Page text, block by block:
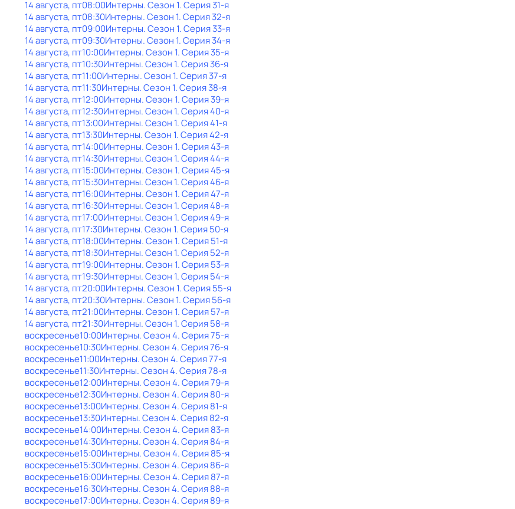
14 августа, пт08:00Интерны. Сезон 1. Серия 31-я
14 августа, пт08:30Интерны. Сезон 1. Серия 32-я
14 августа, пт09:00Интерны. Сезон 1. Серия 33-я
14 августа, пт09:30Интерны. Сезон 1. Серия 34-я
14 августа, пт10:00Интерны. Сезон 1. Серия 35-я
14 августа, пт10:30Интерны. Сезон 1. Серия 36-я
14 августа, пт11:00Интерны. Сезон 1. Серия 37-я
14 августа, пт11:30Интерны. Сезон 1. Серия 38-я
14 августа, пт12:00Интерны. Сезон 1. Серия 39-я
14 августа, пт12:30Интерны. Сезон 1. Серия 40-я
14 августа, пт13:00Интерны. Сезон 1. Серия 41-я
14 августа, пт13:30Интерны. Сезон 1. Серия 42-я
14 августа, пт14:00Интерны. Сезон 1. Серия 43-я
14 августа, пт14:30Интерны. Сезон 1. Серия 44-я
14 августа, пт15:00Интерны. Сезон 1. Серия 45-я
14 августа, пт15:30Интерны. Сезон 1. Серия 46-я
14 августа, пт16:00Интерны. Сезон 1. Серия 47-я
14 августа, пт16:30Интерны. Сезон 1. Серия 48-я
14 августа, пт17:00Интерны. Сезон 1. Серия 49-я
14 августа, пт17:30Интерны. Сезон 1. Серия 50-я
14 августа, пт18:00Интерны. Сезон 1. Серия 51-я
14 августа, пт18:30Интерны. Сезон 1. Серия 52-я
14 августа, пт19:00Интерны. Сезон 1. Серия 53-я
14 августа, пт19:30Интерны. Сезон 1. Серия 54-я
14 августа, пт20:00Интерны. Сезон 1. Серия 55-я
14 августа, пт20:30Интерны. Сезон 1. Серия 56-я
14 августа, пт21:00Интерны. Сезон 1. Серия 57-я
14 августа, пт21:30Интерны. Сезон 1. Серия 58-я
воскресенье10:00Интерны. Сезон 4. Серия 75-я
воскресенье10:30Интерны. Сезон 4. Серия 76-я
воскресенье11:00Интерны. Сезон 4. Серия 77-я
воскресенье11:30Интерны. Сезон 4. Серия 78-я
воскресенье12:00Интерны. Сезон 4. Серия 79-я
воскресенье12:30Интерны. Сезон 4. Серия 80-я
воскресенье13:00Интерны. Сезон 4. Серия 81-я
воскресенье13:30Интерны. Сезон 4. Серия 82-я
воскресенье14:00Интерны. Сезон 4. Серия 83-я
воскресенье14:30Интерны. Сезон 4. Серия 84-я
воскресенье15:00Интерны. Сезон 4. Серия 85-я
воскресенье15:30Интерны. Сезон 4. Серия 86-я
воскресенье16:00Интерны. Сезон 4. Серия 87-я
воскресенье16:30Интерны. Сезон 4. Серия 88-я
воскресенье17:00Интерны. Сезон 4. Серия 89-я